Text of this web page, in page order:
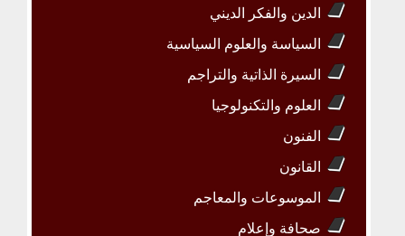
الدين والفكر الديني
السياسة والعلوم السياسية
السيرة الذاتية والتراجم
العلوم والتكنولوجيا
الفنون
القانون
الموسوعات والمعاجم
صحافة وإعلام